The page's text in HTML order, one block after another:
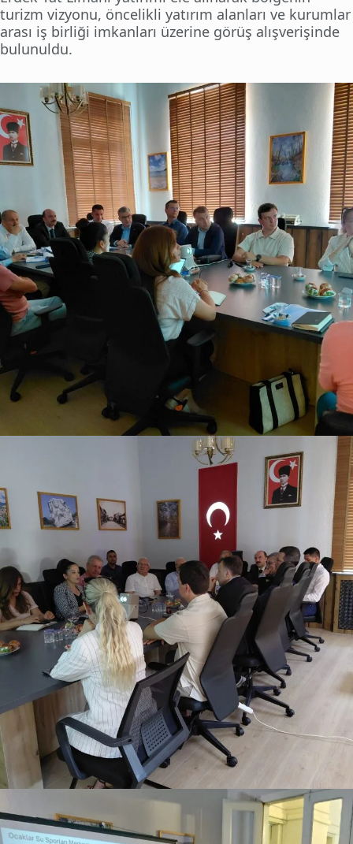
turizm vizyonu, öncelikli yatırım alanları ve kurumlar
arası iş birliği imkanları üzerine görüş alışverişinde
bulunuldu.